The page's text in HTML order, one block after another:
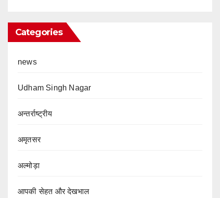
Categories
news
Udham Singh Nagar
अन्तर्राष्ट्रीय
अमृतसर
अल्मोड़ा
आपकी सेहत और देखभाल